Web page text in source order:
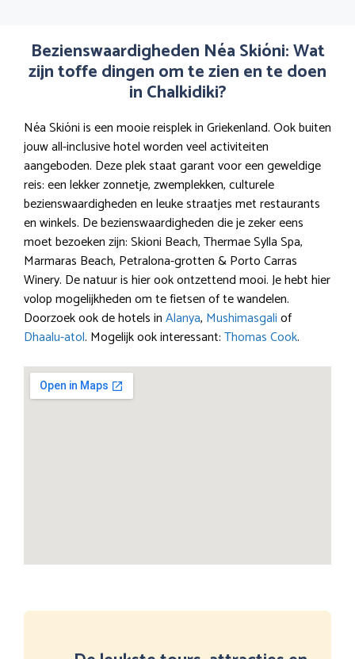
Bezienswaardigheden Néa Skióni: Wat
zijn toffe dingen om te zien en te doen
in Chalkidiki?
Néa Skióni is een mooie reisplek in Griekenland. Ook buiten
jouw all-inclusive hotel worden veel activiteiten
aangeboden. Deze plek staat garant voor een geweldige
reis: een lekker zonnetje, zwemplekken, culturele
bezienswaardigheden en leuke straatjes met restaurants
en winkels. De bezienswaardigheden die je zeker eens
moet bezoeken zijn: Skioni Beach, Thermae Sylla Spa,
Marmaras Beach, Petralona-grotten & Porto Carras
Winery. De natuur is hier ook ontzettend mooi. Je hebt hier
volop mogelijkheden om te fietsen of te wandelen.
Doorzoek ook de hotels inAlanya, Mushimasgaliof
Dhaalu-atol. Mogelijk ook interessant:Thomas Cook.